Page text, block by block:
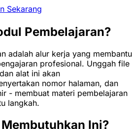
Sekarang
Pembelajaran?
adalah alur kerja yang membantu
profesional. Unggah file
alat ini akan
nomor halaman, dan
- membuat materi pembelajaran
langkah.
Ini?